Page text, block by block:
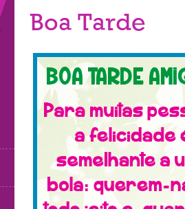
Boa Tarde